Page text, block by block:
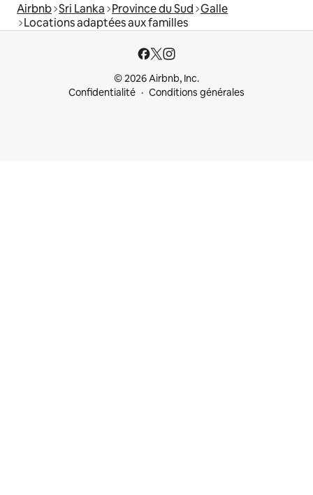
Airbnb Sri Lanka Province du Sud Galle
Locations adaptées aux familles
© 2026 Airbnb, Inc.
Confidentialité
Conditions générales